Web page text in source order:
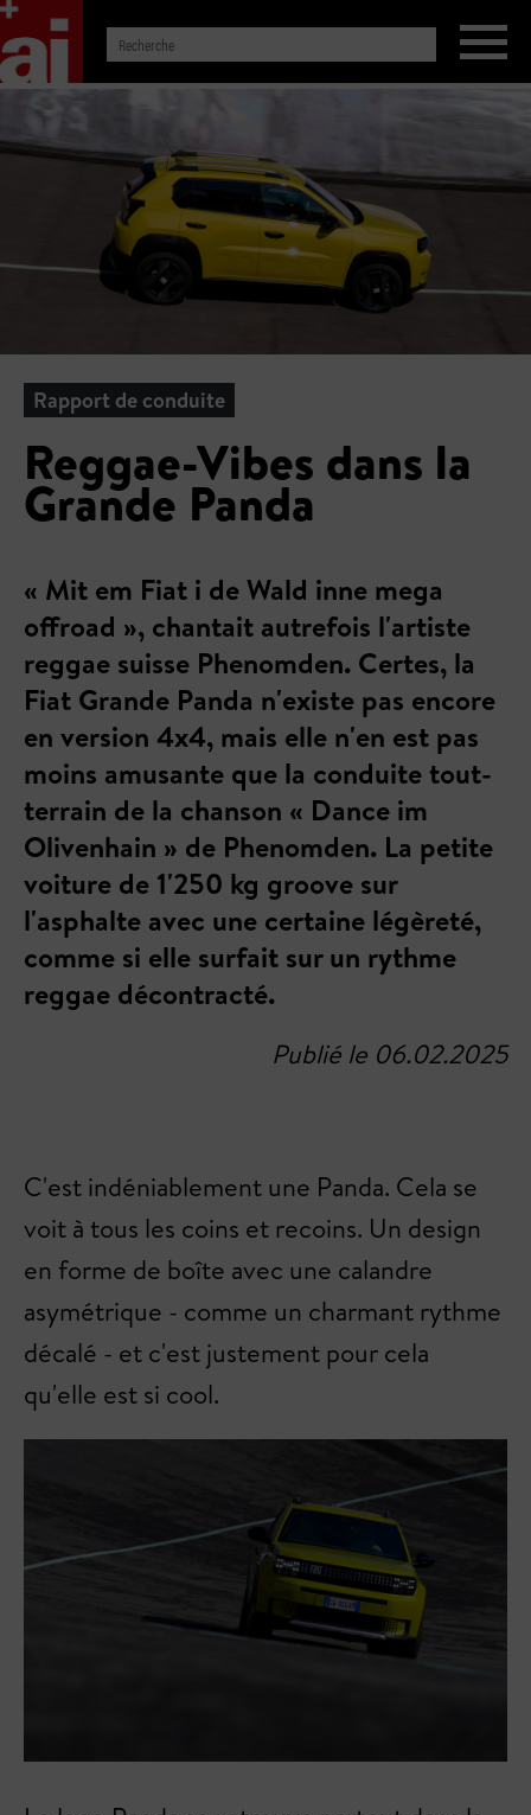
Rapport de conduite
Reggae-Vibes dans la
Grande Panda
« Mit em Fiat i de Wald inne mega
offroad », chantait autrefois l'artiste
reggae suisse Phenomden. Certes, la
Fiat Grande Panda n'existe pas encore
en version 4x4, mais elle n'en est pas
moins amusante que la conduite tout-
terrain de la chanson « Dance im
Olivenhain » de Phenomden. La petite
voiture de 1'250 kg groove sur
l'asphalte avec une certaine légèreté,
comme si elle surfait sur un rythme
reggae décontracté.
Publié le 06.02.2025
C'est indéniablement une Panda. Cela se
voit à tous les coins et recoins. Un design
en forme de boîte avec une calandre
asymétrique - comme un charmant rythme
décalé - et c'est justement pour cela
qu'elle est si cool.